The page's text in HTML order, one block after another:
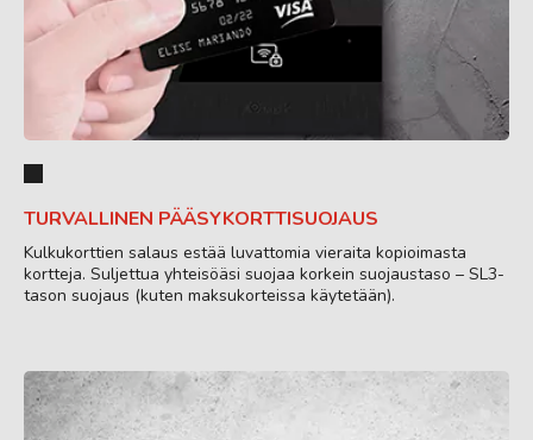
TURVALLINEN PÄÄSYKORTTISUOJAUS
Kulkukorttien salaus estää luvattomia vieraita kopioimasta
kortteja. Suljettua yhteisöäsi suojaa korkein suojaustaso – SL3-
tason suojaus (kuten maksukorteissa käytetään).